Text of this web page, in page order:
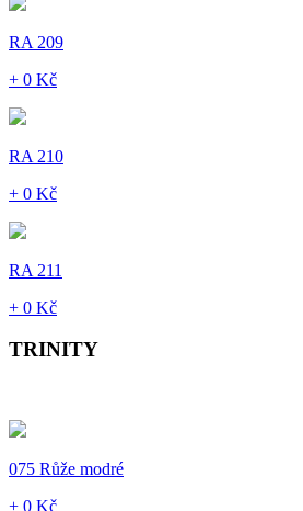
RA 209
+ 0 Kč
RA 210
+ 0 Kč
RA 211
+ 0 Kč
TRINITY
075 Růže modré
+ 0 Kč